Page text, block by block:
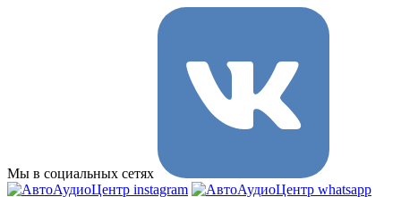
Мы в социальных сетях